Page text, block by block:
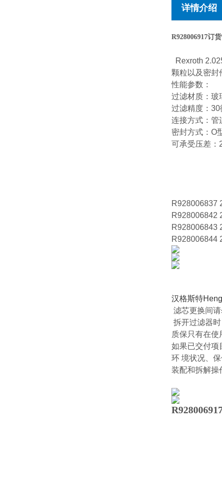
详情介绍
R928006917订
Rexroth
颗粒以及密封
性能参数：
过滤材质：玻
过滤精度：30
连接方式：管
密封方式：O
可承受压差：
R928006837
R928006842
R928006843
R928006844
汉格斯特
滤芯更换间
拆开过滤器
质保只有在
如果已交付项
环 境状况、
装配和拆解操